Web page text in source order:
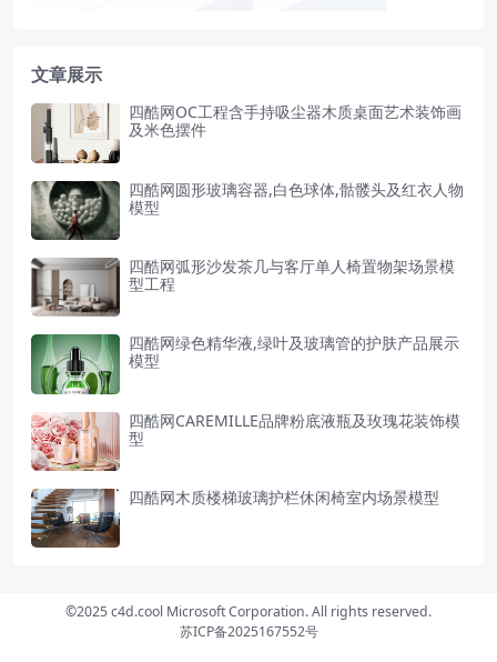
文章展示
四酷网OC工程含手持吸尘器木质桌面艺术装饰画
及米色摆件
四酷网圆形玻璃容器,白色球体,骷髅头及红衣人物
模型
四酷网弧形沙发茶几与客厅单人椅置物架场景模
型工程
四酷网绿色精华液,绿叶及玻璃管的护肤产品展示
模型
四酷网CAREMILLE品牌粉底液瓶及玫瑰花装饰模
型
四酷网木质楼梯玻璃护栏休闲椅室内场景模型
©2025 c4d.cool Microsoft Corporation. All rights reserved.
苏ICP备2025167552号